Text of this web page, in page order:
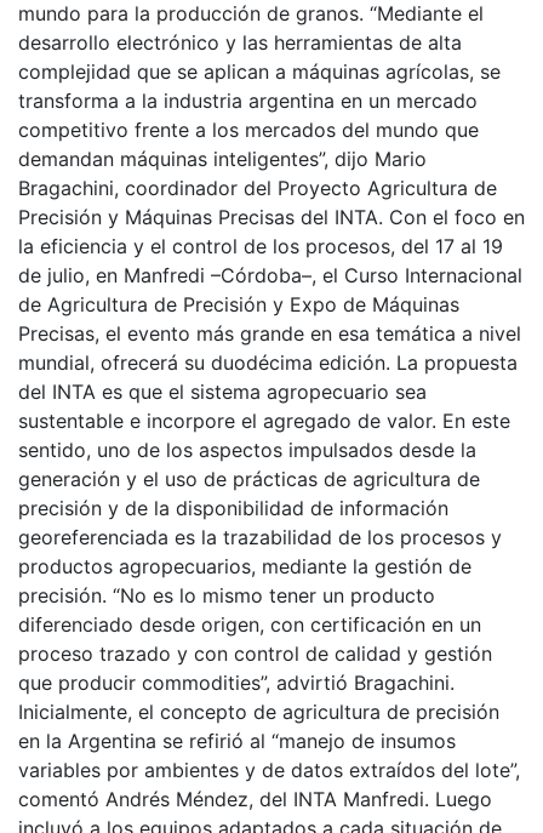
mundo para la producción de granos. “Mediante el
desarrollo electrónico y las herramientas de alta
complejidad que se aplican a máquinas agrícolas, se
transforma a la industria argentina en un mercado
competitivo frente a los mercados del mundo que
demandan máquinas inteligentes”, dijo Mario
Bragachini, coordinador del Proyecto Agricultura de
Precisión y Máquinas Precisas del INTA. Con el foco en
la eficiencia y el control de los procesos, del 17 al 19
de julio, en Manfredi –Córdoba–, el Curso Internacional
de Agricultura de Precisión y Expo de Máquinas
Precisas, el evento más grande en esa temática a nivel
mundial, ofrecerá su duodécima edición. La propuesta
del INTA es que el sistema agropecuario sea
sustentable e incorpore el agregado de valor. En este
sentido, uno de los aspectos impulsados desde la
generación y el uso de prácticas de agricultura de
precisión y de la disponibilidad de información
georeferenciada es la trazabilidad de los procesos y
productos agropecuarios, mediante la gestión de
precisión. “No es lo mismo tener un producto
diferenciado desde origen, con certificación en un
proceso trazado y con control de calidad y gestión
que producir commodities”, advirtió Bragachini.
Inicialmente, el concepto de agricultura de precisión
en la Argentina se refirió al “manejo de insumos
variables por ambientes y de datos extraídos del lote”,
comentó Andrés Méndez, del INTA Manfredi. Luego
incluyó a los equipos adaptados a cada situación de